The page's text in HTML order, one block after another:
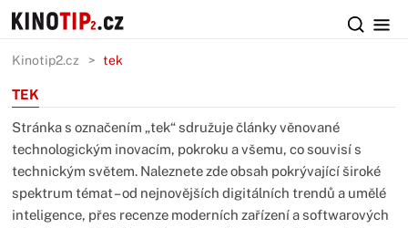
Kinotip2.cz tek
TEK
Stránka s označením „tek“ sdružuje články věnované
technologickým inovacím, pokroku a všemu, co souvisí s
technickým světem. Naleznete zde obsah pokrývající široké
spektrum témat – od nejnovějších digitálních trendů a umělé
inteligence, přes recenze moderních zařízení a softwarových